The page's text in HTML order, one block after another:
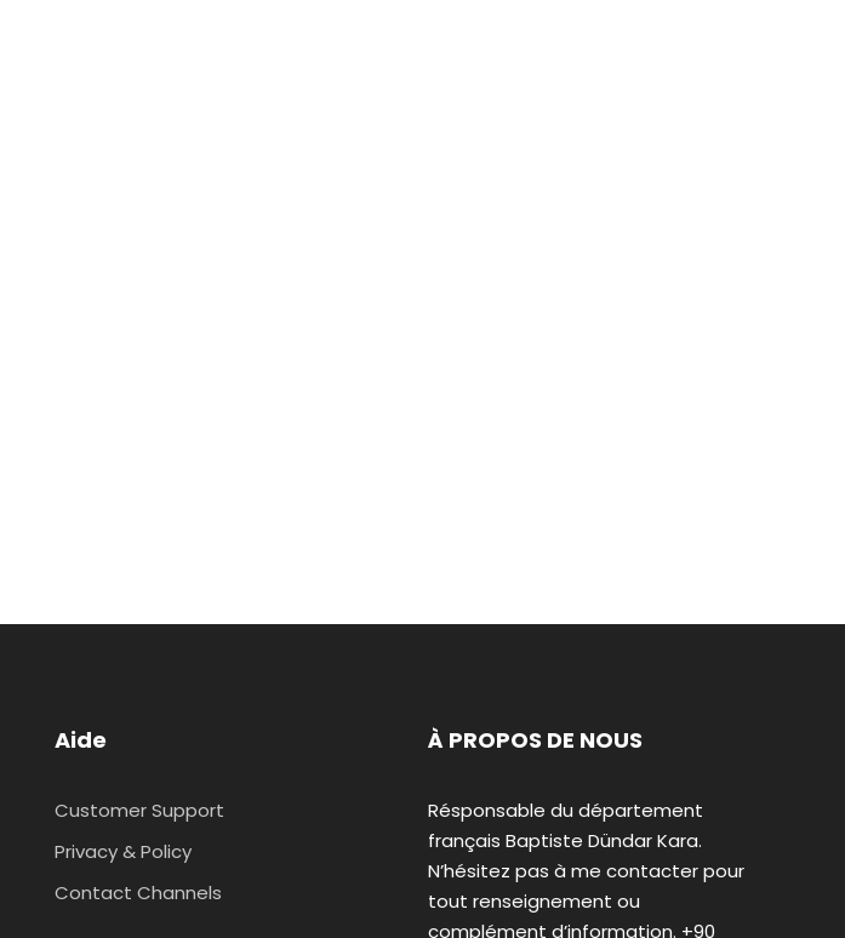
Aide
Customer Support
Privacy & Policy
Contact Channels
À PROPOS DE NOUS
Résponsable du département
français Baptiste Dündar Kara.
N’hésitez pas à me contacter pour
tout renseignement ou
complément d’information. +90